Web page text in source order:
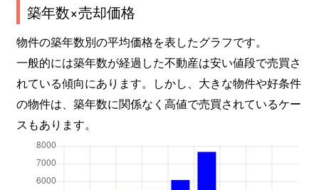
大字発地
5,400万円 中軽井沢
大字茂沢
2,600万円 信濃追分
徒歩45分
大字茂沢
4,000万円 信濃追分 徒歩45分
築年数×売却価格
物件の築年数別の平均価格を表したグラフです。
一般的には築年数が経過した不動産は安い値段で売買さ
れている傾向にあります。しかし、大きな物件や好条件
の物件は、築年数に関係なく高値で売買されているケー
スもあります。